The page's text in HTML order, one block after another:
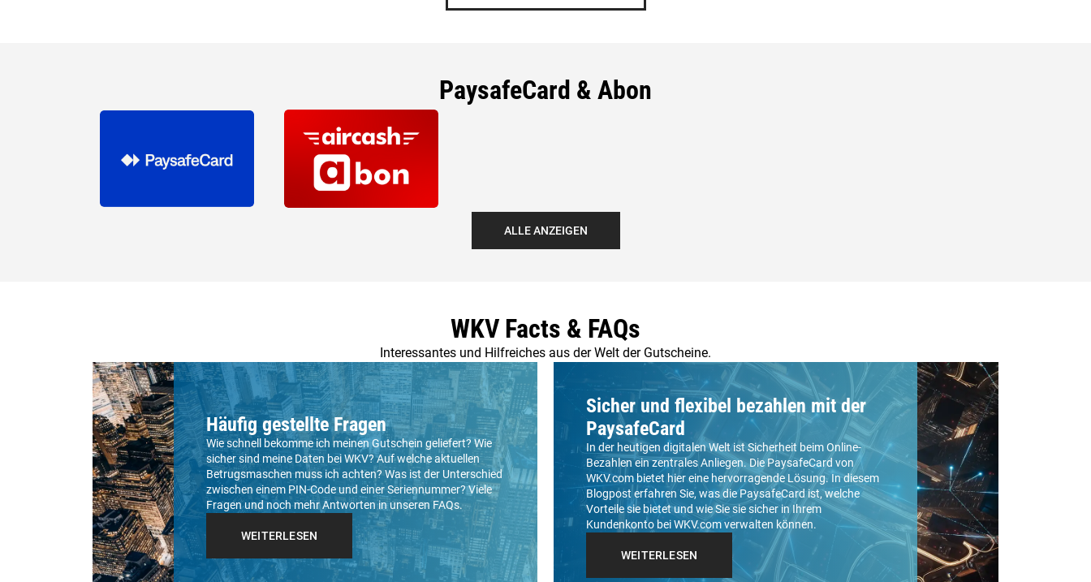
PaysafeCard & Abon
ALLE ANZEIGEN
WKV Facts & FAQs
Interessantes und Hilfreiches aus der Welt der Gutscheine.
Häufig gestellte Fragen
Wie schnell bekomme ich meinen Gutschein geliefert? Wie
sicher sind meine Daten bei WKV? Auf welche aktuellen
Betrugsmaschen muss ich achten? Was ist der Unterschied
zwischen einem PIN-Code und einer Seriennummer? Viele
Fragen und noch mehr Antworten in unseren FAQs.
WEITERLESEN
Sicher und flexibel bezahlen mit der
PaysafeCard
In der heutigen digitalen Welt ist Sicherheit beim Online-
Bezahlen ein zentrales Anliegen. Die PaysafeCard von
WKV.com bietet hier eine hervorragende Lösung. In diesem
Blogpost erfahren Sie, was die PaysafeCard ist, welche
Vorteile sie bietet und wie Sie sie sicher in Ihrem
Kundenkonto bei WKV.com verwalten können.
WEITERLESEN